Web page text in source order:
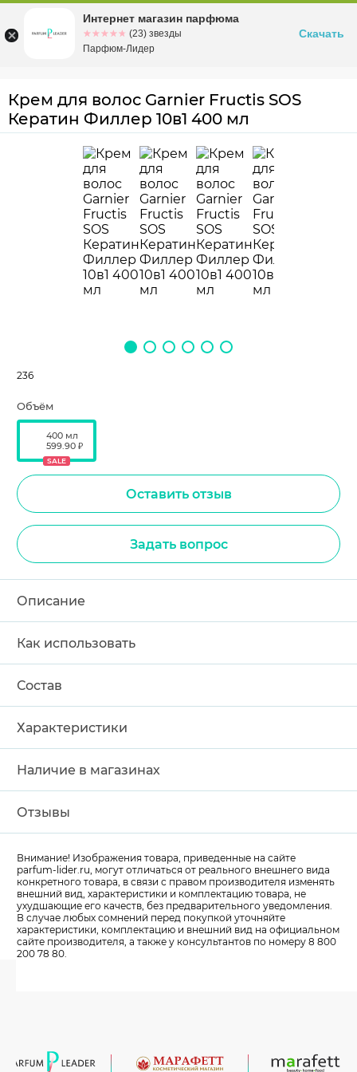
Омскул. Заозерная, 11, к. 1
Крем для волос Garnier Fructis SOS
Кератин Филлер 10в1 400 мл
236
Объём
400 мл
599.90 ₽
SALE
Оставить отзыв
Задать вопрос
Описание
Как использовать
Состав
Характеристики
Наличие в магазинах
Отзывы
Внимание! Изображения товара, приведенные на сайте
parfum-lider.ru, могут отличаться от реального внешнего вида
конкретного товара, в связи с правом производителя изменять
внешний вид, характеристики и комплектацию товара, не
ухудшающие его качеств, без предварительного уведомления.
В случае любых сомнений перед покупкой уточняйте
характеристики, комплектацию и внешний вид на официальном
сайте производителя, а также у консультантов по номеру 8 800
200 78 80.
Интернет магазин парфюма
☆☆☆☆☆
★★★★★ (23) звезды
Парфюм-Лидер
Скачать